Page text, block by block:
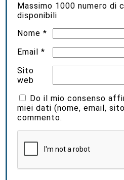
Massimo 1000 numero di
disponibili
Nome*
Email*
Sito
web
Do il mio consenso
miei dati (nome, email,
commento.